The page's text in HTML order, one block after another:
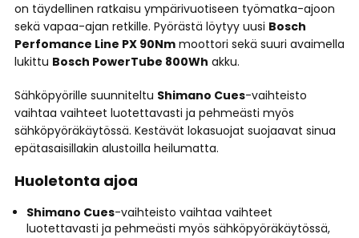
on täydellinen ratkaisu ympärivuotiseen työmatka-ajoon
sekä vapaa-ajan retkille. Pyörästä löytyy uusi Bosch
Perfomance Line PX 90Nm moottori sekä suuri avaimella
lukittu Bosch PowerTube 800Wh akku.
Sähköpyörille suunniteltu Shimano Cues-vaihteisto
vaihtaa vaihteet luotettavasti ja pehmeästi myös
sähköpyöräkäytössä. Kestävät lokasuojat suojaavat sinua
epätasaisillakin alustoilla heilumatta.
Huoletonta ajoa
Shimano Cues-vaihteisto vaihtaa vaihteet
luotettavasti ja pehmeästi myös sähköpyöräkäytössä,